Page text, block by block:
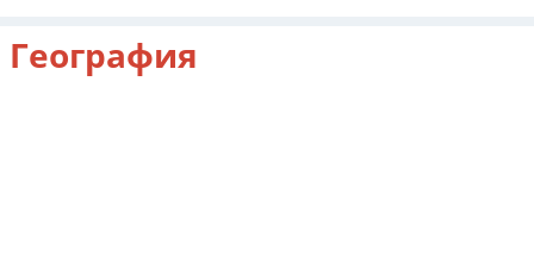
География